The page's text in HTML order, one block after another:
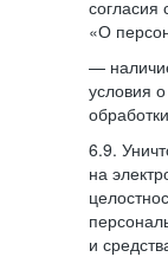
«О
—
условия
6.9.
на
и